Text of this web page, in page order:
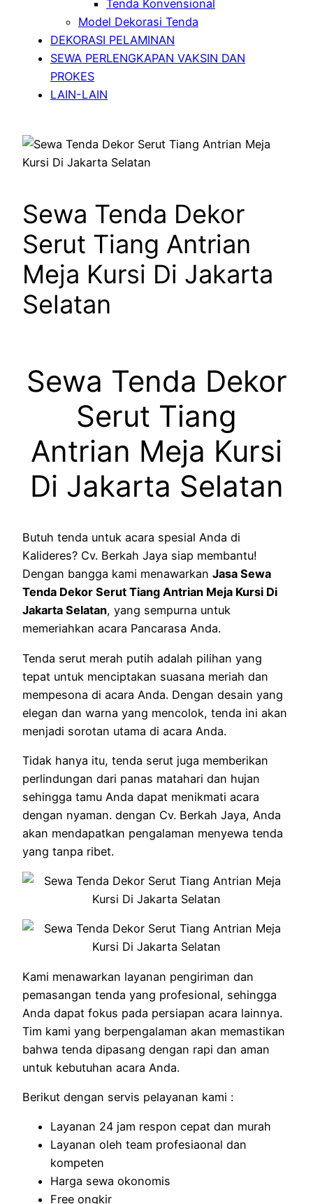
Tenda Konvensional
Model Dekorasi Tenda
DEKORASI PELAMINAN
SEWA PERLENGKAPAN VAKSIN DAN
PROKES
LAIN-LAIN
Sewa Tenda Dekor
Serut Tiang Antrian
Meja Kursi Di Jakarta
Selatan
Sewa Tenda Dekor
Serut Tiang
Antrian Meja Kursi
Di Jakarta Selatan
Butuh tenda untuk acara spesial Anda di
Kalideres? Cv. Berkah Jaya siap membantu!
Dengan bangga kami menawarkan Jasa Sewa
Tenda Dekor Serut Tiang Antrian Meja Kursi Di
Jakarta Selatan, yang sempurna untuk
memeriahkan acara Pancarasa Anda.
Tenda serut merah putih adalah pilihan yang
tepat untuk menciptakan suasana meriah dan
mempesona di acara Anda. Dengan desain yang
elegan dan warna yang mencolok, tenda ini akan
menjadi sorotan utama di acara Anda.
Tidak hanya itu, tenda serut juga memberikan
perlindungan dari panas matahari dan hujan
sehingga tamu Anda dapat menikmati acara
dengan nyaman. dengan Cv. Berkah Jaya, Anda
akan mendapatkan pengalaman menyewa tenda
yang tanpa ribet.
Kami menawarkan layanan pengiriman dan
pemasangan tenda yang profesional, sehingga
Anda dapat fokus pada persiapan acara lainnya.
Tim kami yang berpengalaman akan memastikan
bahwa tenda dipasang dengan rapi dan aman
untuk kebutuhan acara Anda.
Berikut dengan servis pelayanan kami :
Layanan 24 jam respon cepat dan murah
Layanan oleh team profesiaonal dan
kompeten
Harga sewa okonomis
Free ongkir